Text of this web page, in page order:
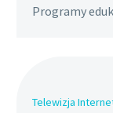
Programy
Telewizja